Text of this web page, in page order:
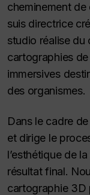
cheminement
suis directrice
studio réalise du
cartographies
immersives
des organismes.
Dans le cadre
et dirige le
l’esthétique de
résultat final.
cartographie 3D